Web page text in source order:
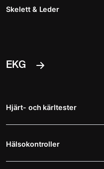
Skelett & Leder
EKG
Hjärt- och kärltester
Hälsokontroller